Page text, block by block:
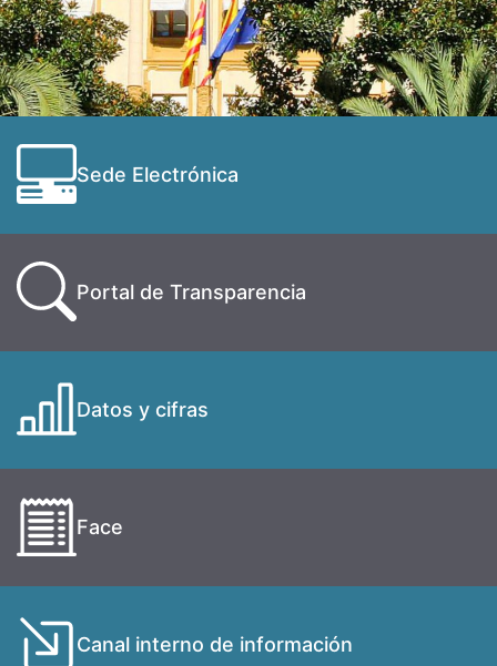
Sede Electrónica
Portal de Transparencia
Datos y cifras
Face
Canal interno de información